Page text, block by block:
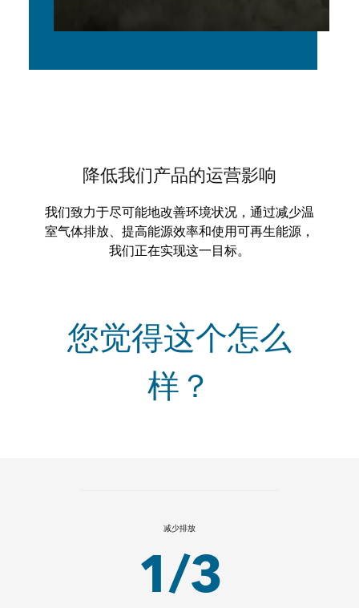
降低我们产品的运营影响
我们致力于尽可能地改善环境状况，通过减少温
室气体排放、提高能源效率和使用可再生能源，
我们正在实现这一目标。
您觉得这个怎么
样？
减少排放
1/3